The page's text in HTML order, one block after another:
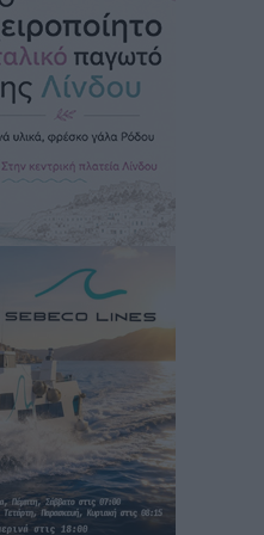
Α. Γεωργιάδη:
την Ενίσχυση της
Ελλάδα και στα
για την παρθενική
του άτυχου Ιάκωβου
του Μπρένο Σαλβατιέρα
διαρκείας της νέας